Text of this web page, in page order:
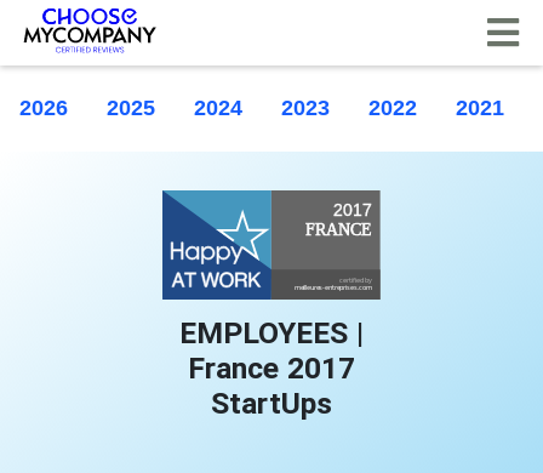
2026 2025 2024 2023 2022 2021
EMPLOYEES |
France 2017
StartUps
Painel de Gerenciamento de Cookies